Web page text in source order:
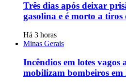
Três dias após deixar
gasolina e é morto a tiros
Há 3 horas
Minas Gerais
Incêndios em lotes vagos
mobilizam bombeiros em